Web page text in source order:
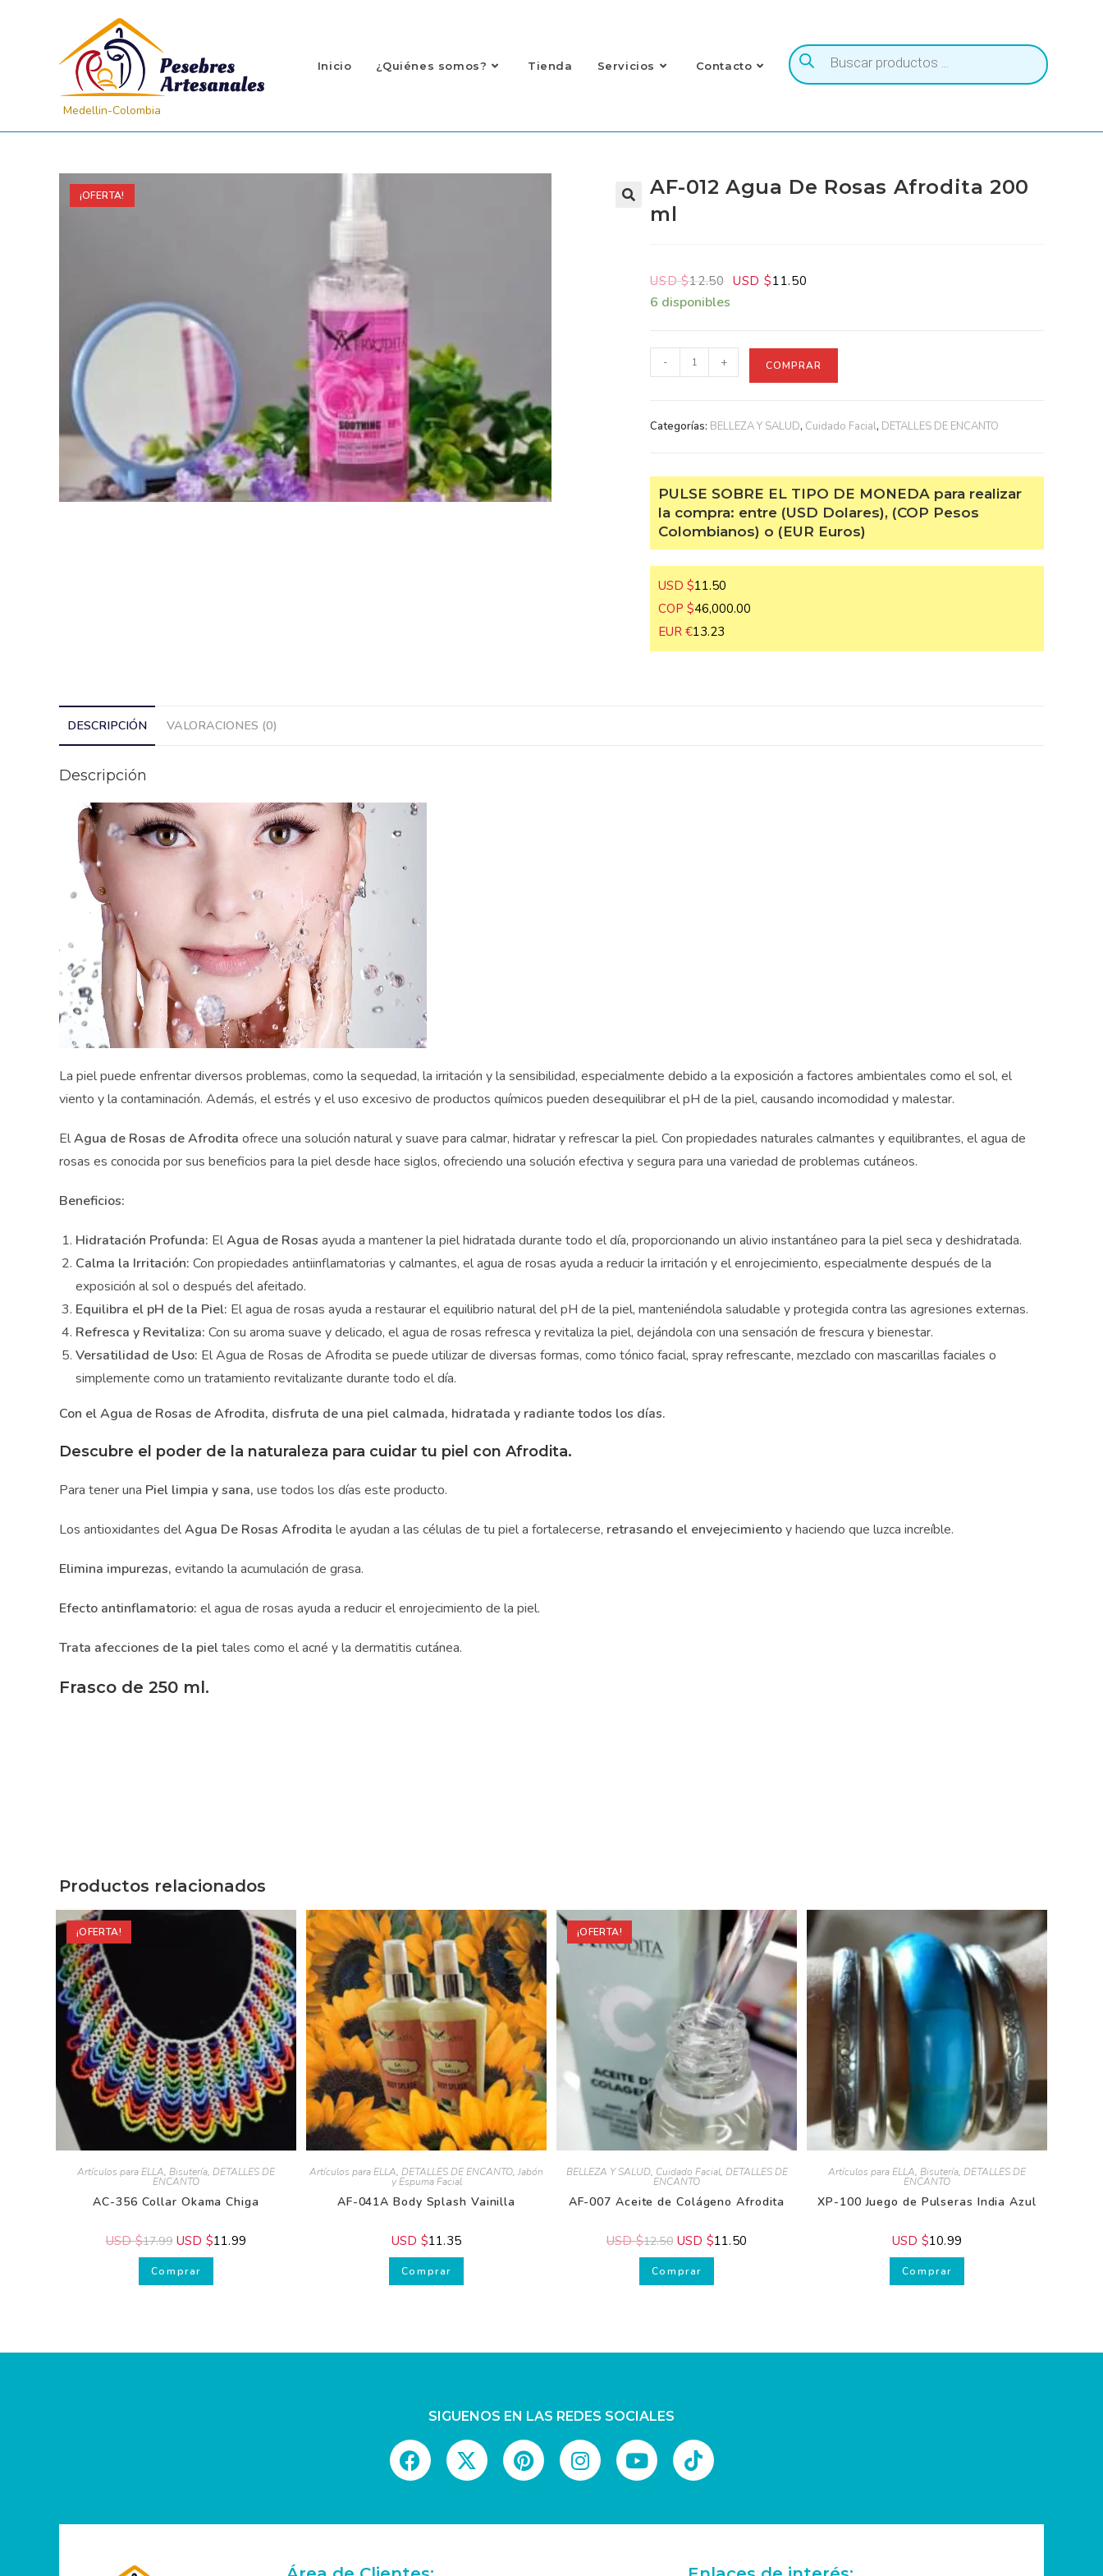
Inicio ¿Quiénes somos? Tienda Servicios Contacto
¡OFERTA!
AF-012 Agua De Rosas Afrodita 200
ml
USD $12.50 USD $11.50
6 disponibles
COMPRAR
Categorías:BELLEZA Y SALUD,Cuidado Facial,DETALLES DE ENCANTO
PULSE SOBRE EL TIPO DE MONEDA para realizar
la compra: entre (USD Dolares), (COP Pesos
Colombianos) o (EUR Euros)
USD $11.50
COP $46,000.00
EUR €13.23
DESCRIPCIÓN VALORACIONES (0)
Descripción
La piel puede enfrentar diversos problemas, como la sequedad, la irritación y la sensibilidad, especialmente debido a la exposición a factores ambientales como el sol, el
viento y la contaminación. Además, el estrés y el uso excesivo de productos químicos pueden desequilibrar el pH de la piel, causando incomodidad y malestar.
ElAgua de Rosas de Afroditaofrece una solución natural y suave para calmar, hidratar y refrescar la piel. Con propiedades naturales calmantes y equilibrantes, el agua de
rosas es conocida por sus beneficios para la piel desde hace siglos, ofreciendo una solución efectiva y segura para una variedad de problemas cutáneos.
Beneficios:
Hidratación Profunda:ElAgua de Rosasayuda a mantener la piel hidratada durante todo el día, proporcionando un alivio instantáneo para la piel seca y deshidratada.
Calma la Irritación:Con propiedades antiinflamatorias y calmantes, el agua de rosas ayuda a reducir la irritación y el enrojecimiento, especialmente después de la
exposición al sol o después del afeitado.
Equilibra el pH de la Piel:El agua de rosas ayuda a restaurar el equilibrio natural del pH de la piel, manteniéndola saludable y protegida contra las agresiones externas.
Refresca y Revitaliza:Con su aroma suave y delicado, el agua de rosas refresca y revitaliza la piel, dejándola con una sensación de frescura y bienestar.
Versatilidad de Uso:El Agua de Rosas de Afrodita se puede utilizar de diversas formas, como tónico facial, spray refrescante, mezclado con mascarillas faciales o
simplemente como un tratamiento revitalizante durante todo el día.
Con el Agua de Rosas de Afrodita, disfruta de una piel calmada, hidratada y radiante todos los días.
Descubre el poder de la naturaleza para cuidar tu piel con Afrodita.
Para tener unaPiel limpia y sana,use todos los días este producto.
Los antioxidantes delAgua De Rosas Afroditale ayudan a las células de tu piel a fortalecerse,retrasando el envejecimientoy haciendo que luzca increíble.
Elimina impurezas,evitando la acumulación de grasa.
Efecto antinflamatorio:el agua de rosas ayuda a reducir el enrojecimiento de la piel.
Trata afecciones de la pieltales como el acné y la dermatitis cutánea.
Frasco de 250 ml.
Productos relacionados
¡OFERTA!
Artículos para ELLA, Bisutería,DETALLES DE
ENCANTO
AC-356 Collar Okama Chiga
USD $17.99 USD $11.99
Comprar
Artículos para ELLA,DETALLES DE ENCANTO,Jabón
y Espuma Facial
AF-041A Body Splash Vainilla
USD $11.35
Comprar
¡OFERTA!
BELLEZA Y SALUD,Cuidado Facial,DETALLES DE
ENCANTO
AF-007 Aceite de Colágeno Afrodita
USD $12.50 USD $11.50
Comprar
Artículos para ELLA,Bisutería,DETALLES DE
ENCANTO
XP-100 Juego de Pulseras India Azul
USD $ 10.99
Comprar
SIGUENOS EN LAS REDES SOCIALES
¿Deseas ayuda Gratis?
¡Suscríbete y transforma tus Pesebres, tu decoración
y tu piel!
Para que tus Pesebres sean únicos y llenos de magia
Para cuidar la salud y belleza de tu piel